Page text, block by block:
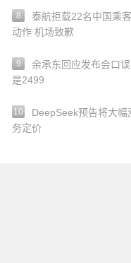
8
泰航拒载22名中国乘
动作 机场致歉
9
余承东回应发布会口
是2499
10
DeepSeek预告将大
务定价